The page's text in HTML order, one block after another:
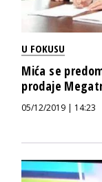
U FOKUSU
Mića se
prodaje
05/12/2019 | 14:23